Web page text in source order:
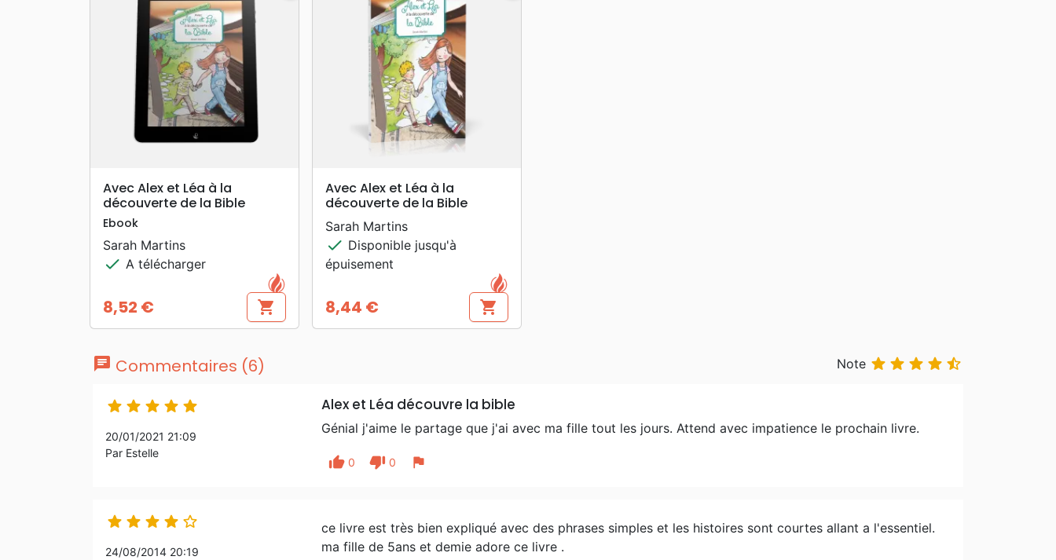
search APERÇU RAPIDE
Avec Alex et Léa à la
découverte de la Bible
Ebook
Sarah Martins
check A télécharger
Prix
8,52 € shopping_cart
search APERÇU RAPIDE
Avec Alex et Léa à la
découverte de la Bible
Sarah Martins
check Disponible jusqu'à
épuisement
Prix
8,44 € shopping_cart
chat Commentaires (6) Note     
    
20/01/2021 21:09
Par Estelle
Alex et Léa découvre la bible
Génial j'aime le partage que j'ai avec ma fille tout les jours. Attend avec impatience le prochain livre.
thumb_up 0 thumb_down 0 flag
    
24/08/2014 20:19
ce livre est très bien expliqué avec des phrases simples et les histoires sont courtes allant a l'essentiel.
ma fille de 5ans et demie adore ce livre .